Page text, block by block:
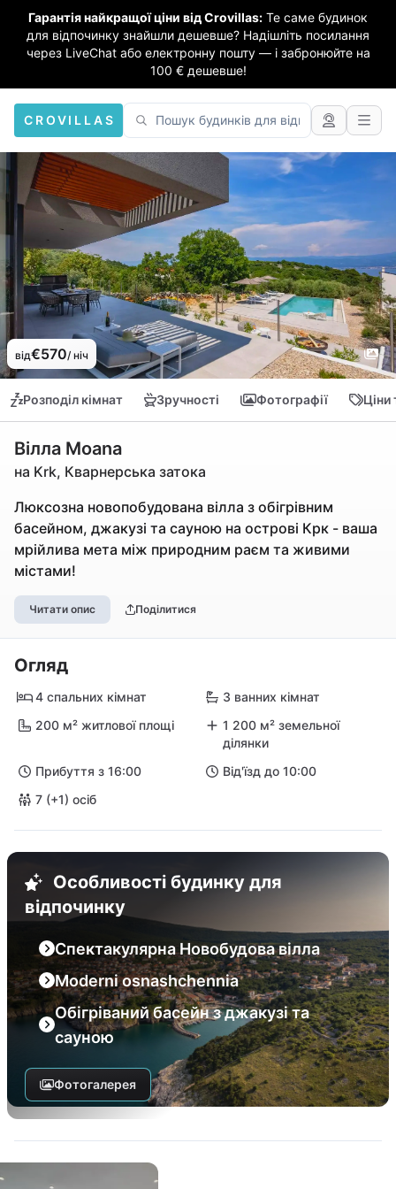
Гарантія найкращої ціни від Crovillas: Те саме будинок
для відпочинку знайшли дешевше? Надішліть посилання
через LiveChat або електронну пошту — і забронюйте на
100 € дешевше!
CROVILLAS
від€570/ ніч
Розподіл кімнат Зручності Фотографії Ціни
Вілла Moana
на Krk, Кварнерська затока
Люксозна новопобудована вілла з обігрівним
басейном, джакузі та сауною на острові Крк - ваша
мрійлива мета між природним раєм та живими
містами!
Читати опис Поділитися
Огляд
4 спальних кімнат
3 ванних кімнат
200 м² житлової площі
1 200 м² земельної
ділянки
Прибуття з 16:00
Від'їзд до 10:00
7 (+1) осіб
Особливості будинку для
відпочинку
Спектакулярна Новобудова вілла
Moderni osnashchennia
Обігріваний басейн з джакузі та
сауною
Фотогалерея